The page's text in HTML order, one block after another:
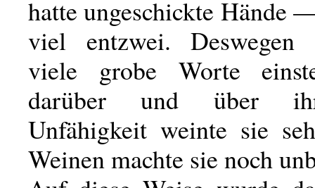
hatte ungeschickte Hände
viel entzwei. Deswegen
viele grobe Worte
darüber und über
Unfähigkeit weinte sie
Weinen machte sie noch